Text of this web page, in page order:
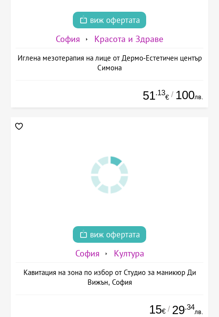
виж офертата
София Красота и Здраве
Иглена мезотерапия на лице от Дермо-Естетичен център
Симона
51.13
€ / 100лв.
виж офертата
София Култура
Кавитация на зона по избор от Студио за маникюр Ди
Вижън, София
15€ / 29.34
лв.